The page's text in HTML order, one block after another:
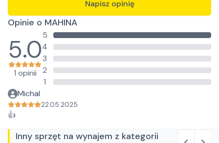
Napisz opinię
Opinie o MAHINA
5.0
1 opinii
5
4
3
2
1
Michal
22.05.2025
👍
Inny sprzęt na wynajem z kategorii